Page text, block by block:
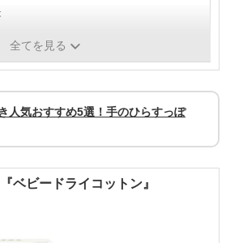
全てを見る
人気おすすめ5選！手のひらすっぽ
ベビードライコットン』